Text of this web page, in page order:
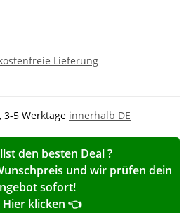
Lieferung
5 Werktage innerhalb DE
den besten Deal ?
und wir prüfen dein
sofort!
klicken 👈